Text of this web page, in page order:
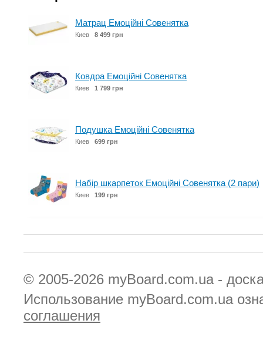
Матрац Емоційні Совенятка
Киев 8 499 грн
Ковдра Емоційні Совенятка
Киев 1 799 грн
Подушка Емоційні Совенятка
Киев 699 грн
Набір шкарпеток Емоційні Совенятка (2 пари)
Киев 199 грн
© 2005-2026 myBoard.com.ua -
Использование myBoard.com.ua
соглашения